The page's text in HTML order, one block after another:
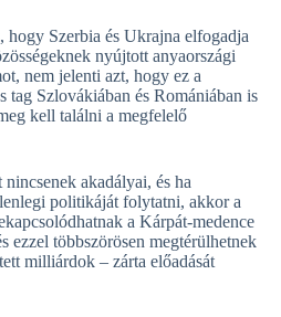
hogy Szerbia és Ukrajna elfogadja
nyújtott anyaországi
nem jelenti azt, hogy ez a
tag Szlovákiában és Romániában is
kell találni a megfelelő
akadályai, és ha
politikáját folytatni, akkor a
a Kárpát-medence
ezzel többszörösen megtérülhetnek
milliárdok – zárta előadását